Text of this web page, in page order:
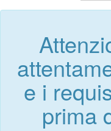
e i
prima